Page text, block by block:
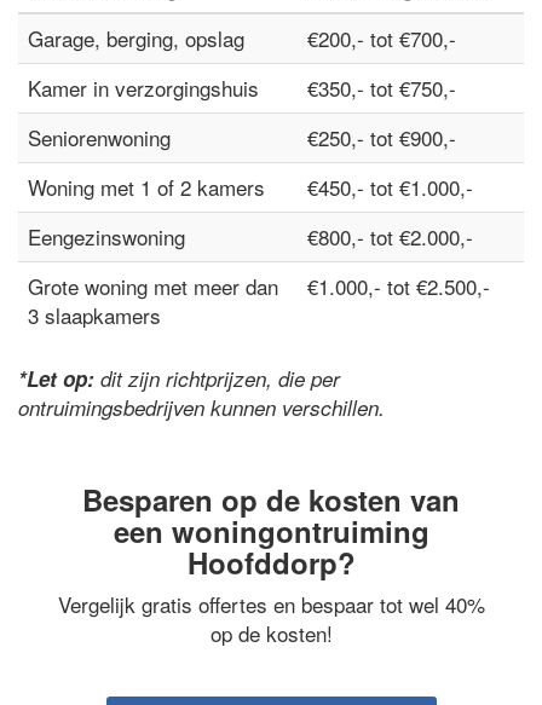
Garage, berging, opslag
€200,- tot €700,-
Kamer in verzorgingshuis
€350,- tot €750,-
Seniorenwoning
€250,- tot €900,-
Woning met 1 of 2 kamers
€450,- tot €1.000,-
Eengezinswoning
€800,- tot €2.000,-
Grote woning met meer dan
3 slaapkamers
€1.000,- tot €2.500,-
*Let op: dit zijn richtprijzen, die per
ontruimingsbedrijven kunnen verschillen.
Besparen op de kosten van
een woningontruiming
Hoofddorp?
Vergelijk gratis offertes en bespaar tot wel 40%
op de kosten!